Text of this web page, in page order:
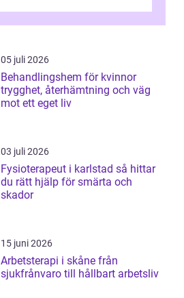
05 juli 2026
Behandlingshem för kvinnor
trygghet, återhämtning och väg
mot ett eget liv
03 juli 2026
Fysioterapeut i karlstad så hittar
du rätt hjälp för smärta och
skador
15 juni 2026
Arbetsterapi i skåne från
sjukfrånvaro till hållbart arbetsliv